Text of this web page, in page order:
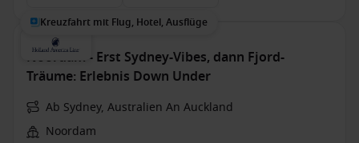
Kreuzfahrt mit Flug, Hotel, Ausflüge
Noordam - Erst Sydney-Vibes, dann Fjord-
Träume: Erlebnis Down Under
Ab Sydney, Australien An Auckland
Noordam